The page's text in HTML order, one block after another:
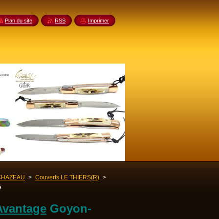
> Couverts LE THIERS(R) >
Goyon-
Plan du site RSS Imprimer